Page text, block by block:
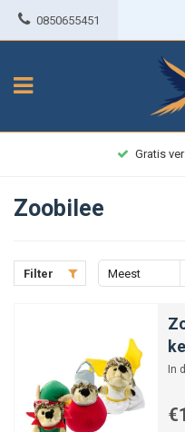
0850655451
Gratis
Zoobilee
Filter
Meest
In